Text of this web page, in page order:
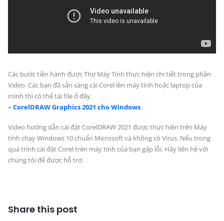
Các bước tiền hành được Thợ Máy Tính thực hiện chi tiết trong phần
Video. Các bạn đã sẵn sàng cài Corel lên máy tính hoặc laptop của
mình thì có thể tải file ở đây.
– CorelDRAW Graphics 2021 cho Windows
Video hướng dẫn cài đặt CorelDRAW 2021 được thực hiện trên Máy
tính chạy Windows 10 chuẩn Microsoft và không có Virus. Nếu trong
quá trình cài đặt Corel trên máy tính của bạn gặp lỗi. Hãy liên hệ với
chúng tôi để được hỗ trợ.
Share this post